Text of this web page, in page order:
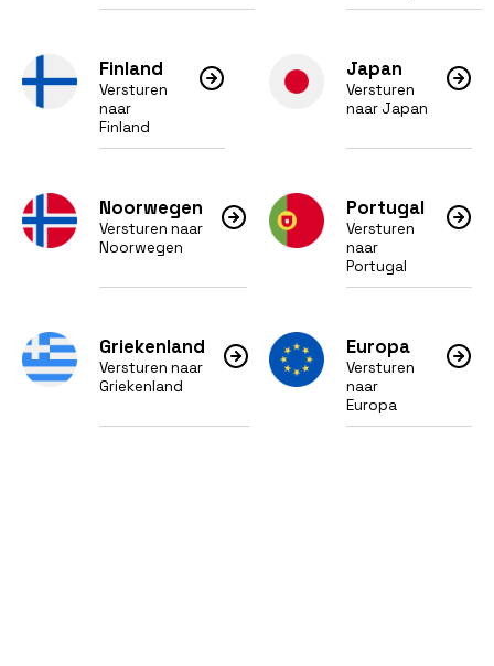
Finland
Versturen
naar
Finland
Japan
Versturen
naar Japan
Noorwegen
Versturen naar
Noorwegen
Portugal
Versturen
naar
Portugal
Griekenland
Versturen naar
Griekenland
Europa
Versturen
naar
Europa